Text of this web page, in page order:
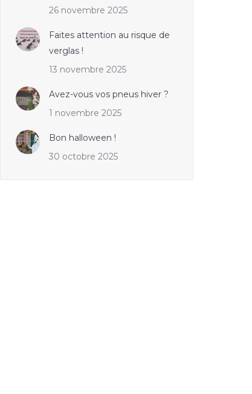
26 novembre 2025
Faites attention au risque de
verglas !
13 novembre 2025
Avez-vous vos pneus hiver ?
1 novembre 2025
Bon halloween !
30 octobre 2025